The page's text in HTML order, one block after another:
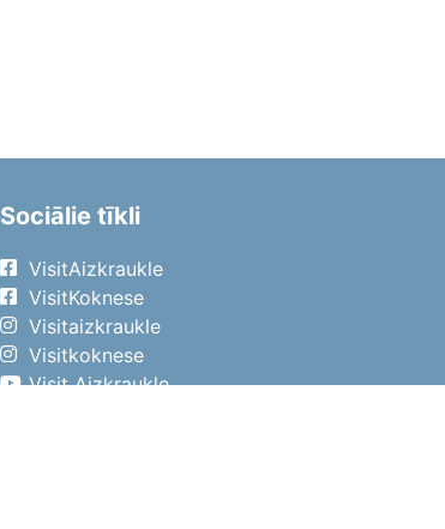
Sociālie tīkli
VisitAizkraukle
VisitKoknese
Visitaizkraukle
Visitkoknese
Visit Aizkraukle